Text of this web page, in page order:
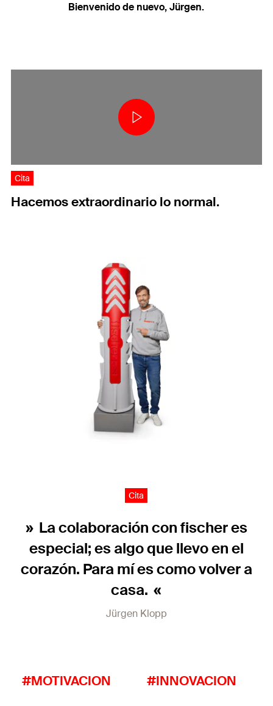
Bienvenido de nuevo, Jürgen.
Cita
Hacemos extraordinario lo normal.
Cita
La colaboración con fischer es
especial; es algo que llevo en el
corazón. Para mí es como volver a
casa.
Jürgen Klopp
#MOTIVACION #INNOVACION